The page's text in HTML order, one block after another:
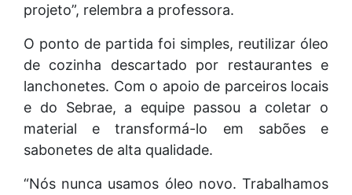
projeto”, relembra a professora.
O ponto de partida foi simples, reutilizar óleo
de cozinha descartado por restaurantes e
lanchonetes. Com o apoio de parceiros locais
e do Sebrae, a equipe passou a coletar o
material e transformá-lo em sabões e
sabonetes de alta qualidade.
“Nós nunca usamos óleo novo. Trabalhamos